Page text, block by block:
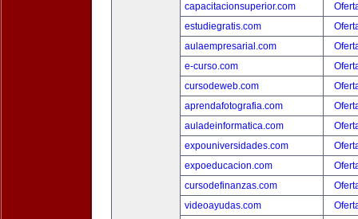
capacitacionsuperior.com
estudiegratis.com
aulaempresarial.com
e-curso.com
cursodeweb.com
aprendafotografia.com
auladeinformatica.com
expouniversidades.com
expoeducacion.com
cursodefinanzas.com
videoayudas.com